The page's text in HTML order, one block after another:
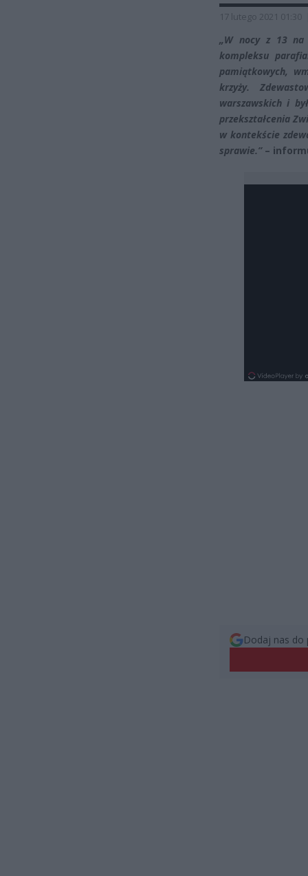
17 lutego 2021 01:30
„W nocy z 13 na
kompleksu
pamiątkowych,
krzyży.
warszawskich i
przekształcenia
w kontekście
sprawie.”–
Dodaj nas do